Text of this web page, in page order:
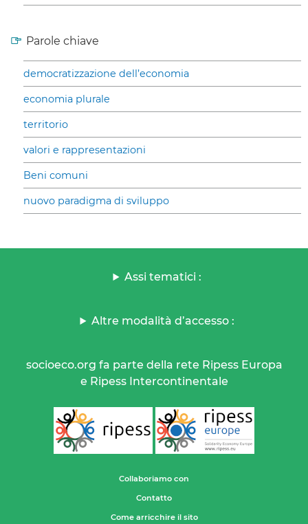
Parole chiave
democratizzazione dell’economia
economia plurale
territorio
valori e rappresentazioni
Beni comuni
nuovo paradigma di sviluppo
Assi tematici :
Altre modalità d’accesso :
socioeco.org fa parte della rete Ripess Europa
e Ripess Intercontinentale
Collaboriamo con
Contatto
Come arricchire il sito